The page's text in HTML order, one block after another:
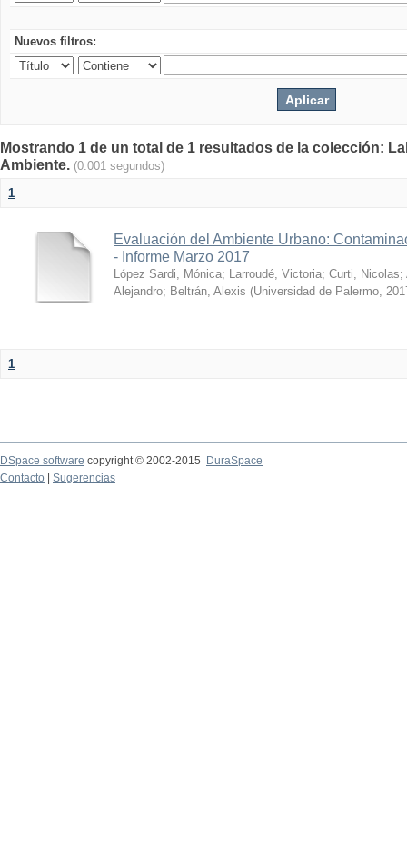
Nuevos filtros:
Mostrando 1 de un total de 1 resultados de la colección:
Ambiente. (0.001 segundos)
1
Evaluación del Ambiente Urbano:
- Informe Marzo 2017
López Sardi, Mónica; Larroudé, Victoria; Curti, Nicolas;
Alejandro; Beltrán, Alexis (Universidad de Palermo,
1
DSpace software copyright © 2002-2015
DuraSpace
Contacto
Sugerencias